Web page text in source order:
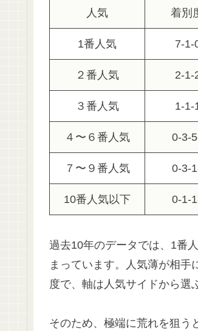
人気 着別
1番人気 7-1-
２番人気 2-1-
３番人気 1-1-
４〜６番人気 0-3-
７〜９番人気 0-3-
10番人気以下 0-1-
過去10年のデータでは、1番
まっています。人気薄が相手
度で、軸は人気サイドから選
そのため、極端に荒れを狙う